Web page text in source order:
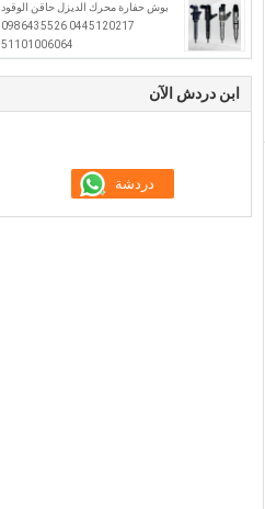
بوش حفارة محرك الديزل حاقن الوقود
0445120217 0986435526
51101006064
ابن دردش الآن